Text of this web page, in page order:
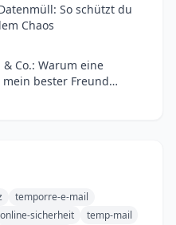
So schützt du
Chaos
Co.: Warum eine
bester Freund
temporre-e-mail
online-sicherheit
temp-mail